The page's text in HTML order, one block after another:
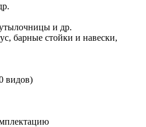
и др.
барные стойки и навески,
видов)